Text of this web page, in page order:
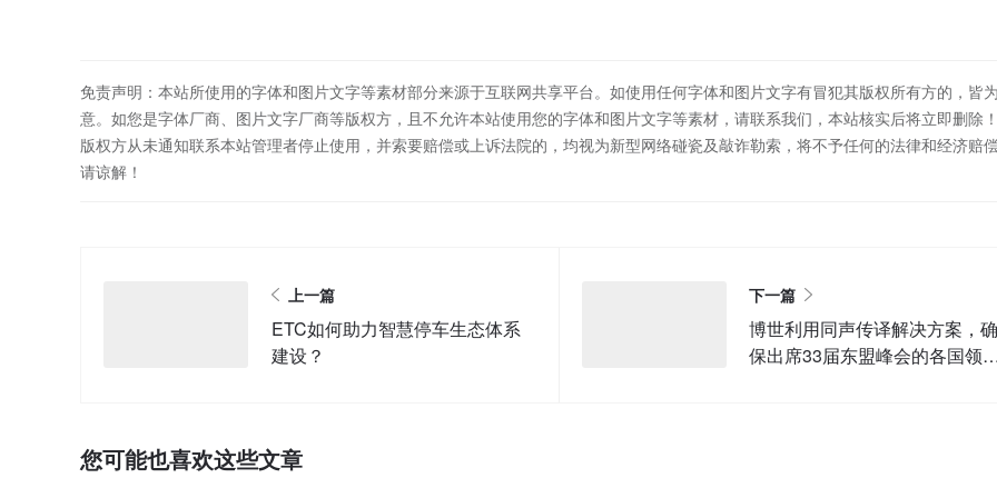
免责声明：本站所使用的字体和图片文字等素材部分来源于互联网共享平台。如使用任何字体和图片文字有冒犯其版权所有方的，皆
意。如您是字体厂商、图片文字厂商等版权方，且不允许本站使用您的字体和图片文字等素材，请联系我们，本站核实后将立即删除
版权方从未通知联系本站管理者停止使用，并索要赔偿或上诉法院的，均视为新型网络碰瓷及敲诈勒索，将不予任何的法律和经济赔
请谅解！
上一篇
ETC如何助力智慧停车生态体系
建设？
下一篇
博世利用同声传译解决方案，确
保出席33届东盟峰会的各国领
您可能也喜欢这些文章